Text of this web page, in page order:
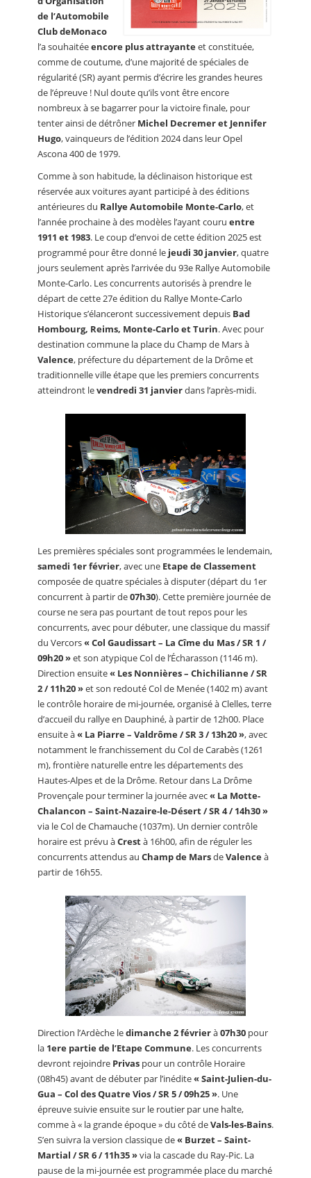
de l’Automobile
Club deMonaco
l’a souhaitéeencore plus attrayanteet constituée,
comme de coutume, d’une majorité de spéciales de
régularité (SR) ayant permis d’écrire les grandes heures
de l’épreuve ! Nul doute qu’ils vont être encore
nombreux à se bagarrer pour la victoire finale, pour
tenter ainsi de détrôner Michel Decremer et Jennifer
Hugo, vainqueurs de l’édition 2024 dans leur Opel
Ascona 400 de 1979.
Comme à son habitude, la déclinaison historique est
réservée aux voitures ayant participé à des éditions
antérieures du Rallye Automobile Monte-Carlo, et
l’année prochaine à des modèles l’ayant couru entre
1911 et 1983. Le coup d’envoi de cette édition 2025 est
programmé pour être donné le jeudi 30 janvier, quatre
jours seulement après l’arrivée du 93e Rallye Automobile
Monte-Carlo. Les concurrents autorisés à prendre le
départ de cette 27e édition du Rallye Monte-Carlo
Historique s’élanceront successivement depuis Bad
Hombourg, Reims, Monte-Carlo et Turin. Avec pour
destination commune la place du Champ de Mars à
Valence, préfecture du département de la Drôme et
traditionnelle ville étape que les premiers concurrents
atteindront levendredi 31 janvierdans l’après-midi.
Les premières spéciales sont programmées le lendemain,
samedi 1er février, avec une Etape de Classement
composée de quatre spéciales à disputer (départ du 1er
concurrent à partir de07h30). Cette première journée de
course ne sera pas pourtant de tout repos pour les
concurrents, avec pour débuter, une classique du massif
du Vercors« Col Gaudissart – La Cîme du Mas / SR 1 /
09h20 »et son atypique Col de l’Écharasson (1146 m).
Direction ensuite« Les Nonnières – Chichilianne / SR
2 / 11h20 »et son redouté Col de Menée (1402 m) avant
le contrôle horaire de mi-journée, organisé à Clelles, terre
d’accueil du rallye en Dauphiné, à partir de 12h00. Place
ensuite à« La Piarre – Valdrôme / SR 3 / 13h20 », avec
notamment le franchissement du Col de Carabès (1261
m), frontière naturelle entre les départements des
Hautes-Alpes et de la Drôme. Retour dans La Drôme
Provençale pour terminer la journée avec« La Motte-
Chalancon – Saint-Nazaire-le-Désert / SR 4 / 14h30 »
via le Col de Chamauche (1037m). Un dernier contrôle
horaire est prévu àCrestà 16h00, afin de réguler les
concurrents attendus au Champ de MarsdeValenceà
partir de 16h55.
Direction l’Ardèche ledimanche 2 févrierà07h30 pour
la 1ere partie de l’Etape Commune. Les concurrents
devront rejoindre Privas pour un contrôle Horaire
(08h45) avant de débuter par l’inédite« Saint-Julien-du-
Gua – Col des Quatre Vios / SR 5 / 09h25 ». Une
épreuve suivie ensuite sur le routier par une halte,
comme à « la grande époque » du côté deVals-les-Bains.
S’en suivra la version classique de« Burzet – Saint-
Martial / SR 6 / 11h35 »via la cascade du Ray-Pic. La
pause de la mi-journée est programmée place du marché